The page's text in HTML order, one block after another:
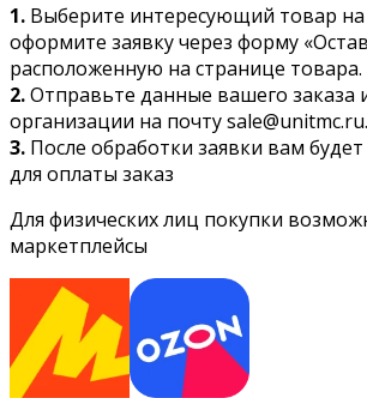
1. Выберите интересующий товар на
оформите заявку через форму
расположенную на странице товара.
2.Отправьте данные вашего заказа
организации на почту sale@unitmc.ru.
3. После обработки заявки вам
для оплаты заказ
Для физических лиц покупки
маркетплейсы